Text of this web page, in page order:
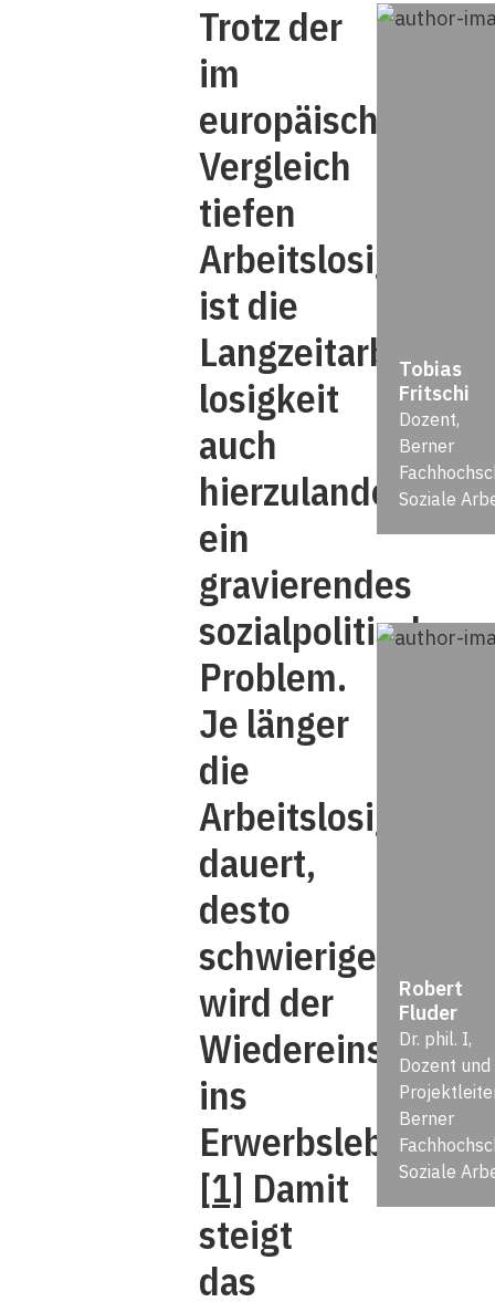
Trotz der
im
europäischen
Vergleich
tiefen
Arbeitslosigkeit
ist die
Langzeitarbeits­
losigkeit
auch
hierzulande
ein
gravierendes
sozialpolitisches
Problem.
Je länger
die
Arbeitslosigkeit
dauert,
desto
schwieriger
wird der
Wiedereinstieg
ins
Erwerbsleben.
[1] Damit
steigt
das
Tobias
Fritschi
Dozent,
Berner
Soziale
Robert
Fluder
Dr. phil. I,
Dozent und
Berner
Soziale